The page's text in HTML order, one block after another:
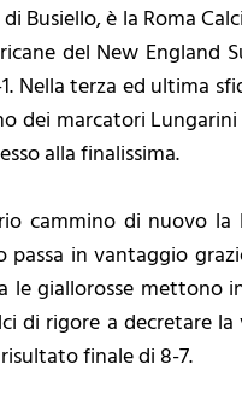
Busiello, è la Roma
del New England
Nella terza ed ultima
dei marcatori Lungarini
alla finalissima.
cammino di nuovo la
passa in vantaggio
le giallorosse mettono
di rigore a decretare
finale di 8-7.